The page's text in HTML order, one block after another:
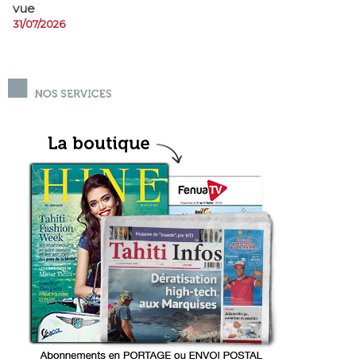
vue
31/07/2026